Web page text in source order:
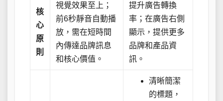
核
心
原
則
視覺效果至上；
前6秒靜音自動播
放，需在短時間
內傳達品牌訊息
和核心價值。
提升廣告轉換
率；在廣告右側
顯示，提供更多
品牌和產品資
訊。
清晰簡潔
的標題，